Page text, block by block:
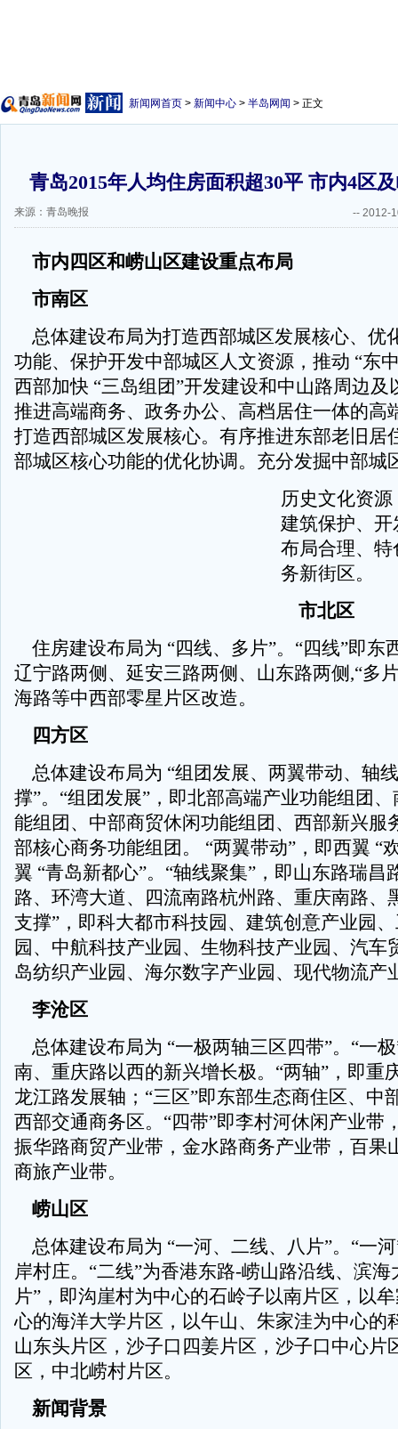
新闻网首页 > 新闻中心 > 半岛网闻 > 正文
青岛2015年人均住房面积超30平 市内4区
来源：青岛晚报 -- 2012-
市内四区和崂山区建设重点布局
市南区
总体建设布局为打造西部城区发展核心、优
功能、保护开发中部城区人文资源，推动 “东
西部加快 “三岛组团”开发建设和中山路周边及
推进高端商务、政务办公、高档居住一体的高
打造西部城区发展核心。有序推进东部老旧居
部城区核心功能的优化协调。充分发掘中部城
历史文化资
建筑保护、
布局合理、
务新街区。
市北区
住房建设布局为 “四线、多片”。“四线”即东
辽宁路两侧、延安三路两侧、山东路两侧,“多
海路等中西部零星片区改造。
四方区
总体建设布局为 “组团发展、两翼带动、轴
撑”。“组团发展”，即北部高端产业功能组团
能组团、中部商贸休闲功能组团、西部新兴服
部核心商务功能组团。 “两翼带动”，即西翼 “
翼 “青岛新都心”。“轴线聚集”，即山东路瑞昌
路、环湾大道、四流南路杭州路、重庆南路、
支撑”，即科大都市科技园、建筑创意产业园
园、中航科技产业园、生物科技产业园、汽车
岛纺织产业园、海尔数字产业园、现代物流产
李沧区
总体建设布局为 “一极两轴三区四带”。“一
南、重庆路以西的新兴增长极。“两轴”，即重
龙江路发展轴；“三区”即东部生态商住区、中
西部交通商务区。“四带”即李村河休闲产业带
振华路商贸产业带，金水路商务产业带，百果
商旅产业带。
崂山区
总体建设布局为 “一河、二线、八片”。“一
岸村庄。“二线”为香港东路-崂山路沿线、滨海
片”，即沟崖村为中心的石岭子以南片区，以
心的海洋大学片区，以午山、朱家洼为中心的
山东头片区，沙子口四姜片区，沙子口中心片
区，中北崂村片区。
新闻背景